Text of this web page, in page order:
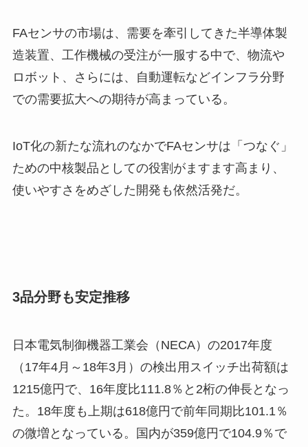
FAセンサの市場は、需要を牽引してきた半導体製
造装置、工作機械の受注が一服する中で、物流や
ロボット、さらには、自動運転などインフラ分野
での需要拡大への期待が高まっている。
IoT化の新たな流れのなかでFAセンサは「つなぐ」
ための中核製品としての役割がますます高まり、
使いやすさをめざした開発も依然活発だ。
3品分野も安定推移
日本電気制御機器工業会（NECA）の2017年度
（17年4月～18年3月）の検出用スイッチ出荷額は
1215億円で、16年度比111.8％と2桁の伸長となっ
た。18年度も上期は618億円で前年同期比101.1％
の微増となっている。国内が359億円で104.9％で